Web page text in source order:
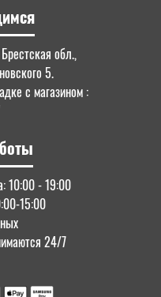
обл.,
5.
с магазином :
10:00 - 19:00
15:00
24/7